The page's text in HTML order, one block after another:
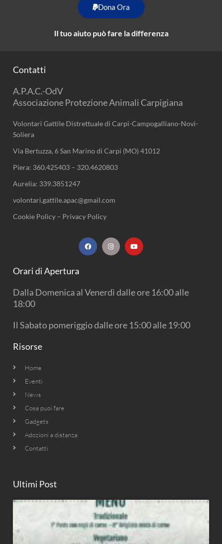
Dona Ora
Il tuo aiuto può fare la differenza
Contatti
A.P.A.C.-OdV
Associazione Protezione Animali Carpigiana
Volontari Gattile Distrettuale di Carpi-Campogalliano-Novi-
Soliera
Via Bertuzza, 6 San Marino di Carpi (MO) 41012
Piera: 360.425403 – 320.4620803
Aurelia: 339.3851247
volontari.gattile.apac@gmail.com
Cookie Policy – Privacy Policy
F
a
I
n
m
Y
o
Orari di Apertura
Dalla Domenica al Venerdì dalle ore 16:00 alle
18:00
Il Sabato pomeriggio dalle ore 15:00 alle 19:00
Risorse
Home
Eventi
News
Cosa puoi fare
Gadgets
Adozioni a distanza
Contatti
Ultimi Post